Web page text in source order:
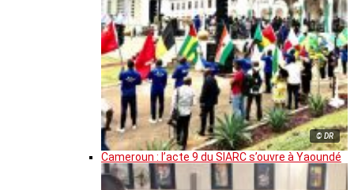
© DR
Cameroun : l’acte 9 du SIARC s’ouvre à Yaoundé